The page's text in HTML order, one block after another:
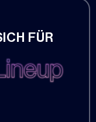
FÜR